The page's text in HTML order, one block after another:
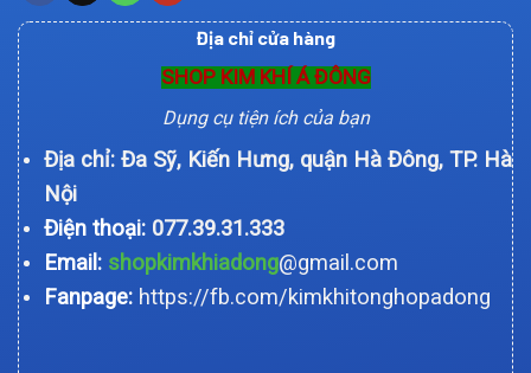
Địa chỉ cửa hàng
SHOP KIM KHÍ Á ĐÔNG
Dụng cụ tiện ích của bạn
Địa chỉ: Đa Sỹ, Kiến Hưng, quận Hà Đông, TP. Hà
Nội
Điện thoại: 077.39.31.333
Email:shopkimkhiadong@gmail.com
Fanpage: https://fb.com/kimkhitonghopadong